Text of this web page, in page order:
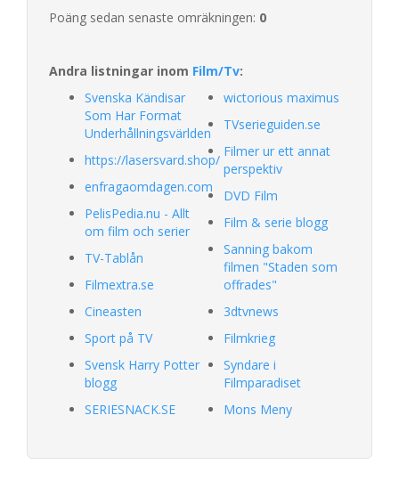
Poäng sedan senaste omräkningen: 0
Andra listningar inom Film/Tv:
Svenska Kändisar
Som Har Format
Underhållningsvärlden
https://lasersvard.shop/
enfragaomdagen.com
PelisPedia.nu - Allt
om film och serier
TV-Tablån
Filmextra.se
Cineasten
Sport på TV
Svensk Harry Potter
blogg
SERIESNACK.SE
wictorious maximus
TVserieguiden.se
Filmer ur ett annat
perspektiv
DVD Film
Film & serie blogg
Sanning bakom
filmen "Staden som
offrades"
3dtvnews
Filmkrieg
Syndare i
Filmparadiset
Mons Meny